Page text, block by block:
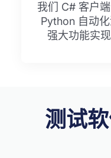
我们 C# 客户
Python 自动
强大功能实
测试